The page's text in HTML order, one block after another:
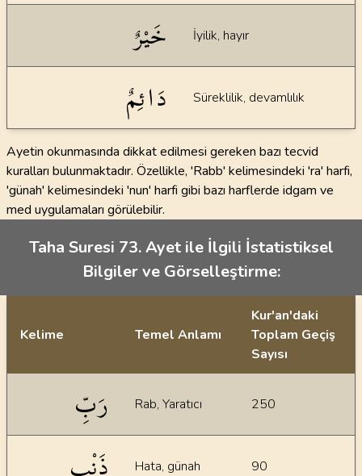
خَيْرٌ İyilik, hayır
دَائِمٌ Süreklilik, devamlılık
Ayetin okunmasında dikkat edilmesi gereken bazı tecvid
kuralları bulunmaktadır. Özellikle, 'Rabb' kelimesindeki 'ra' harfi,
'günah' kelimesindeki 'nun' harfi gibi bazı harflerde idgam ve
med uygulamaları görülebilir.
Taha Suresi 73. Ayet ile İlgili İstatistiksel
Bilgiler ve Görselleştirme:
Kelime Temel Anlamı
Kur'an'daki
Toplam Geçiş
Sayısı
رَبِّ Rab, Yaratıcı 250
Hata, günah 90